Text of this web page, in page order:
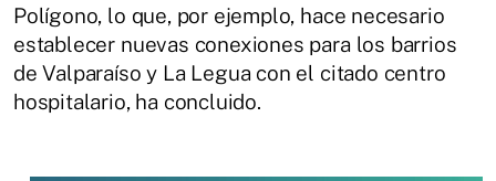
Polígono, lo que, por ejemplo, hace necesario
establecer nuevas conexiones para los barrios
de Valparaíso y La Legua con el citado centro
hospitalario, ha concluido.